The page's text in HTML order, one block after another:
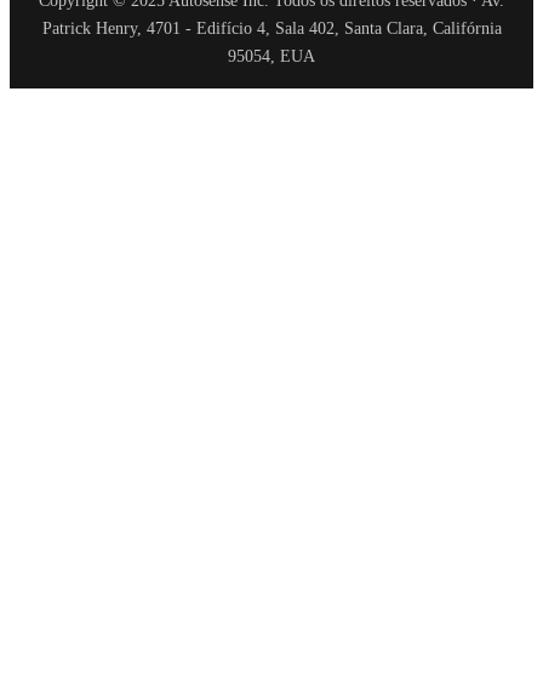
Patrick Henry, 4701 - Edifício 4, Sala 402, Santa Clara, Califórnia
95054, EUA